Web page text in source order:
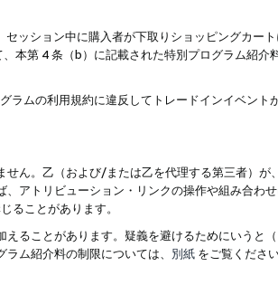
ッション中に購入者が下取りショッピングカート
本第 4 条（b）に記載された特別プログラム紹介
ムの利用規約に違反してトレードインイベント
ん。乙（および/または乙を代理する第三者）が
アトリビューション・リンクの操作や組み合わ
ることがあります。
ることがあります。疑義を避けるためにいうと
ム紹介料の制限については、 別紙 をご覧くださ